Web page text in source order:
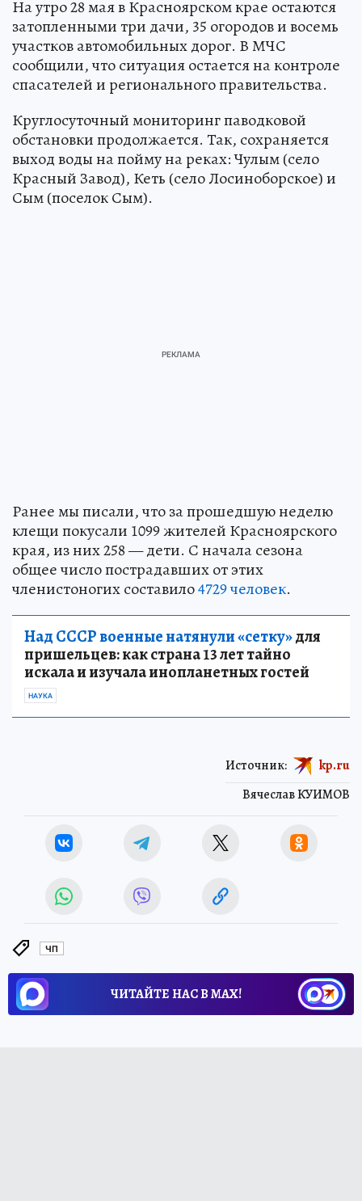
На утро 28 мая в Красноярском крае остаются
затопленными три дачи, 35 огородов и восемь
участков автомобильных дорог. В МЧС
сообщили, что ситуация остается на контроле
спасателей и регионального правительства.
Круглосуточный мониторинг паводковой
обстановки продолжается. Так, сохраняется
выход воды на пойму на реках: Чулым (село
Красный Завод), Кеть (село Лосиноборское) и
Сым (поселок Сым).
Ранее мы писали, что за прошедшую неделю
клещи покусали 1099 жителей Красноярского
края, из них 258 — дети. С начала сезона
общее число пострадавших от этих
членистоногих составило4729 человек.
Над СССР военные натянули «сетку»для
пришельцев: как страна 13 лет тайно
искала и изучала инопланетных гостей
НАУКА
Вячеслав КУИМОВ
Источник: kp.ru
ЧП
ЧИТАЙТЕ НАС В МАХ!